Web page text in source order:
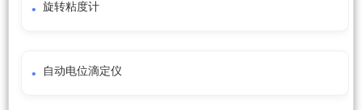
旋转粘度计
自动电位滴定仪